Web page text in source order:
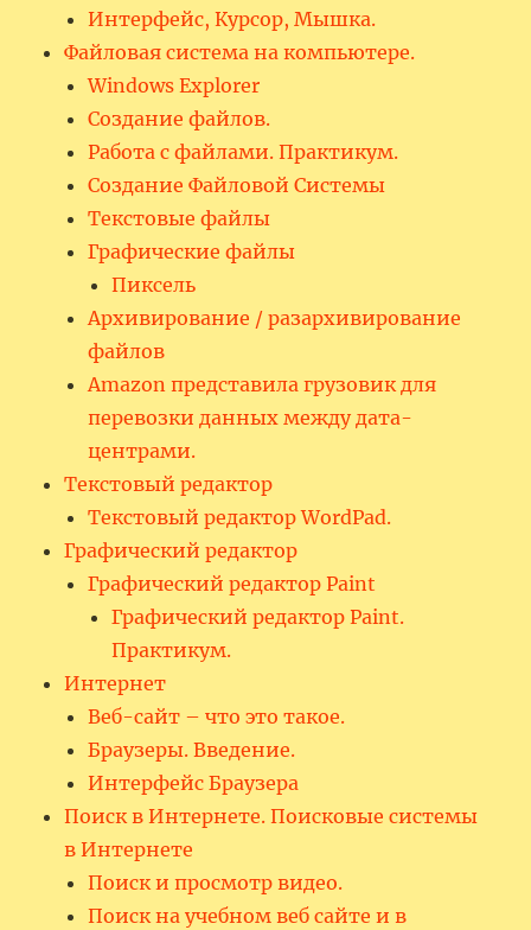
Интерфейс, Курсор, Мышка.
Файловая система на компьютере.
Windows Explorer
Создание файлов.
Работа с файлами. Практикум.
Создание Файловой Системы
Текстовые файлы
Графические файлы
Пиксель
Архивирование / разархивирование
файлов
Amazon представила грузовик для
перевозки данных между дата-
центрами.
Текстовый редактор
Текстовый редактор WordPad.
Графический редактор
Графический редактор Paint
Графический редактор Paint.
Практикум.
Интернет
Веб-сайт – что это такое.
Браузеры. Введение.
Интерфейс Браузера
Поиск в Интернете. Поисковые системы
в Интернете
Поиск и просмотр видео.
Поиск на учебном веб сайте и в